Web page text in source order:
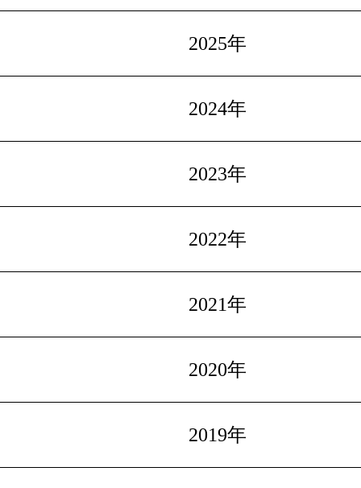
2025年
2024年
2023年
2022年
2021年
2020年
2019年